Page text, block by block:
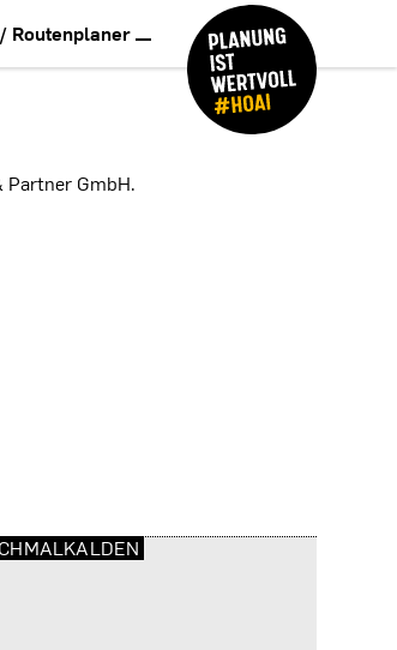
Routenplaner
GmbH.